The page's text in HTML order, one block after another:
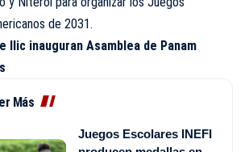
de 2031.
Ilic inauguran Asamblea de Panam
Más
Juegos Escolares INEFI